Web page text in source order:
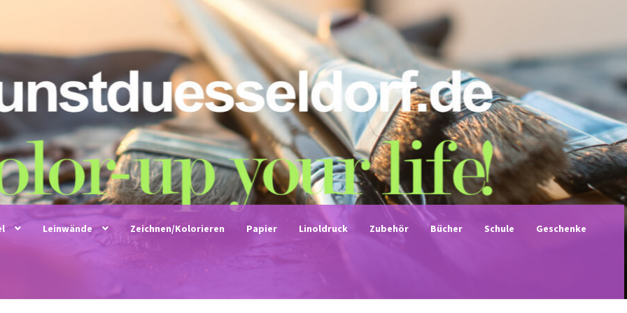
Leinwände Zeichnen/Kolorieren Papier Linoldruck Zubehör Bücher Schule Geschenke